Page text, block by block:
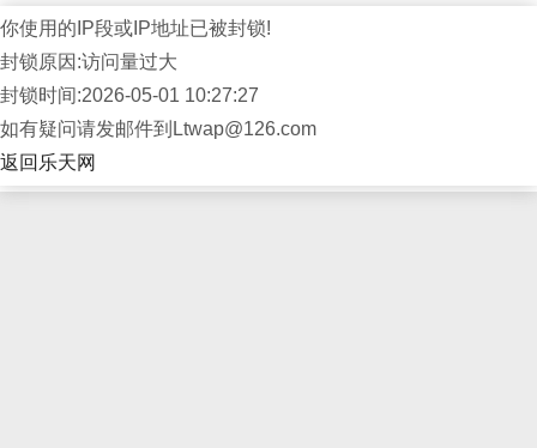
你使用的IP段或IP地址已被封锁!
封锁原因:访问量过大
封锁时间:2026-05-01 10:27:27
如有疑问请发邮件到Ltwap@126.com
返回乐天网